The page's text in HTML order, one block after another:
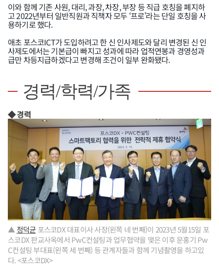
이와 함께 기존 사원, 대리, 과장, 차장, 부장 등 직급 호칭을 폐지하
고 2022년부터 일반직원과 직책자 모두 ‘프로’라는 단일 호칭을 사
용하기로 했다.
애초 포스코ICT가 도입하려고 한 신 인사제도와 달리 변경된 신 인
사제도에서는 기본급이 빠지고 성과에 따라 업적연봉과 경영성과
급만 차등지급하겠다고 변경해 조건이 일부 완화됐다.
경력/학력/가족
◆ 경력
▲ 정덕균 포스코DX 대표이사 사장(왼쪽 네 번째)이 2023년 5월15일 포
스코DX 판교사옥에서 PwC컨설팅과 업무협약을 맺은 이후 문홍기 Pw
C컨설팅 부대표(왼쪽 세 번째) 등 관계자들과 함께 기념촬영을 하고있
다. <포스코DX>